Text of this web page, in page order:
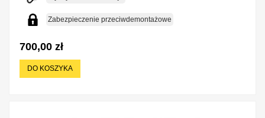
Zabezpieczenie przeciwdemontażowe
700,00 zł
DO KOSZYKA